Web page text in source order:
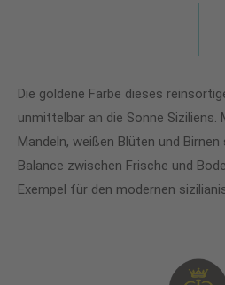
Die goldene Farbe dieses
unmittelbar an die Sonne Siziliens.
Mandeln, weißen Blüten und
Balance zwischen Frische und
Exempel für den modernen